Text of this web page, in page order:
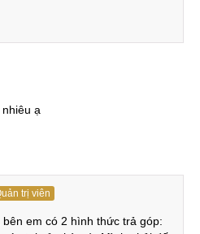
11 Pro có hiệu năng kém
lại có viên pin dung lượng
vs iPhone 12 cũ
11 Pro cũng đa dụng hơn
có 2 camera của bản kế nhiệm.
S22 cũ
nhưng iPhone 11 Pro có độ
ạ
trị viên
em có 2 hình thức trả góp: